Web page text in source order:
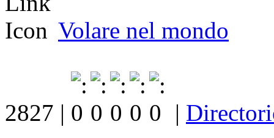
Volare nel mondo
2827 | |